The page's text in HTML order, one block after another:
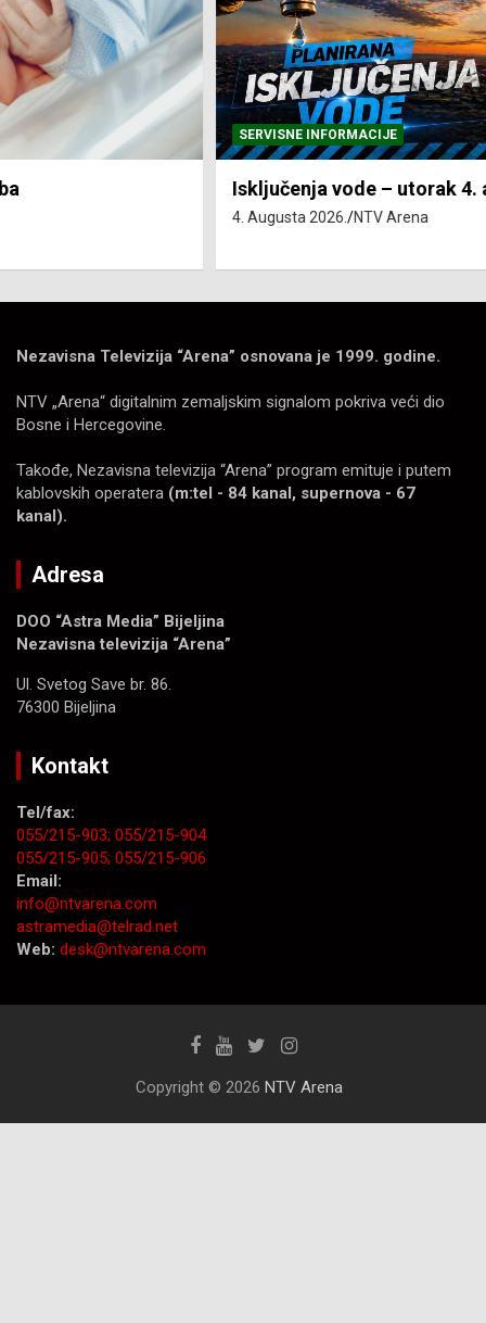
SERVISNE INFORMACIJE
Isključenja vode – utorak 4. avgust
NTV Arena
Nezavisna Televizija “Arena” osnovana je 1999. godine.
NTV „Arena“ digitalnim zemaljskim signalom pokriva veći dio
Bosne i Hercegovine.
Takođe, Nezavisna televizija “Arena” program emituje i putem
kablovskih operatera (m:tel - 84 kanal, supernova - 67
kanal).
Adresa
DOO “Astra Media” Bijeljina
Nezavisna televizija “Arena”
Ul. Svetog Save br. 86.
76300 Bijeljina
Kontakt
Tel/fax:
055/215-903; 055/215-904
055/215-905; 055/215-906
Email:
info@ntvarena.com
astramedia@telrad.net
Web: desk@ntvarena.com
Copyright © 2026 NTV Arena